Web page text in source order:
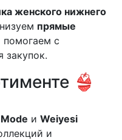
женского нижнего
прямые
помогаем с
закупок.
👙
и Weiyesi
и